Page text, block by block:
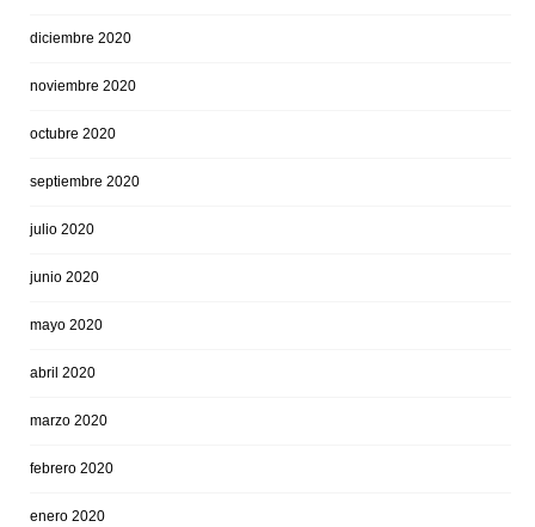
diciembre 2020
noviembre 2020
octubre 2020
septiembre 2020
julio 2020
junio 2020
mayo 2020
abril 2020
marzo 2020
febrero 2020
enero 2020